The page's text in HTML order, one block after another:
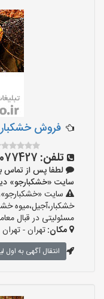
فروش خشکبار
تلفن:
لطفا پس از تماس
سایت «خشکبارجو» دیده ام و
سایت
خشکبار،آجیل،میوه
مسئولیتی در قبال
مکان:تهران - تهران
انتقال آگهی به اول